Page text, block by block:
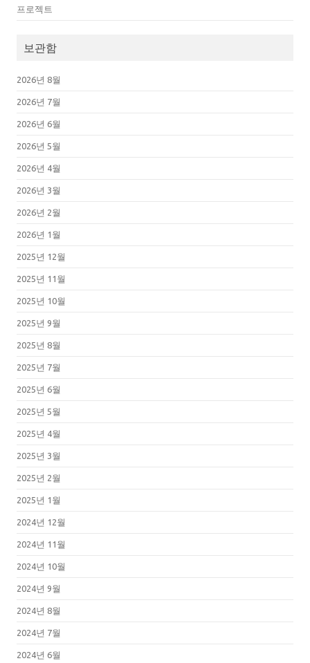
프로젝트
보관함
2026년 8월
2026년 7월
2026년 6월
2026년 5월
2026년 4월
2026년 3월
2026년 2월
2026년 1월
2025년 12월
2025년 11월
2025년 10월
2025년 9월
2025년 8월
2025년 7월
2025년 6월
2025년 5월
2025년 4월
2025년 3월
2025년 2월
2025년 1월
2024년 12월
2024년 11월
2024년 10월
2024년 9월
2024년 8월
2024년 7월
2024년 6월